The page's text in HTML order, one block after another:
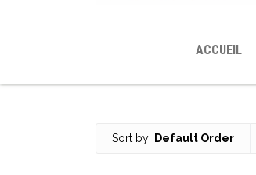
ACCUEIL
Sort by: Default Order